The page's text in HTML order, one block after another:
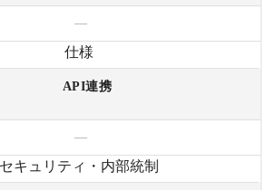
—
仕様
API連携
—
セキュリティ・内部統制